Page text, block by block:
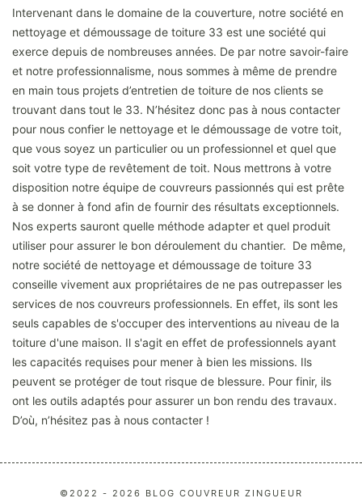
Intervenant dans le domaine de la couverture, notre société en
nettoyage et démoussage de toiture 33 est une société qui
exerce depuis de nombreuses années. De par notre savoir-faire
et notre professionnalisme, nous sommes à même de prendre
en main tous projets d’entretien de toiture de nos clients se
trouvant dans tout le 33. N’hésitez donc pas à nous contacter
pour nous confier le nettoyage et le démoussage de votre toit,
que vous soyez un particulier ou un professionnel et quel que
soit votre type de revêtement de toit. Nous mettrons à votre
disposition notre équipe de couvreurs passionnés qui est prête
à se donner à fond afin de fournir des résultats exceptionnels.
Nos experts sauront quelle méthode adapter et quel produit
utiliser pour assurer le bon déroulement du chantier. De même,
notre société de nettoyage et démoussage de toiture 33
conseille vivement aux propriétaires de ne pas outrepasser les
services de nos couvreurs professionnels. En effet, ils sont les
seuls capables de s'occuper des interventions au niveau de la
toiture d'une maison. Il s'agit en effet de professionnels ayant
les capacités requises pour mener à bien les missions. Ils
peuvent se protéger de tout risque de blessure. Pour finir, ils
ont les outils adaptés pour assurer un bon rendu des travaux.
D’où, n’hésitez pas à nous contacter !
©2022 - 2026 BLOG COUVREUR ZINGUEUR